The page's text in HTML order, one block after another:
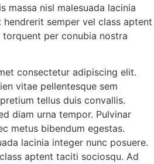
massa nisl malesuada lacinia
semper vel class aptent
per conubia nostra
consectetur adipiscing elit.
vitae pellentesque sem
tellus duis convallis.
diam urna tempor. Pulvinar
metus bibendum egestas.
lacinia integer nunc posuere.
aptent taciti sociosqu. Ad